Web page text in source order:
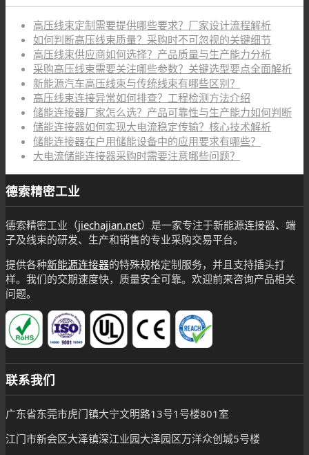
高压线束定制需要提供哪些要求？厂家设计流程解析
如何判断高压线束质量？采购时不可忽视的关键细节
高压线束供应商如何选择？产品质量与生产能力分析
采购高压线束需要关注哪些参数？关键选型要点全面解析
新能源汽车高压线束与传统线束有哪些区别？
高压线束连接异常如何排查？工程检测方法介绍
储能连接器厂家怎么选？产品可靠性与生产能力如何判断
储能连接器如何实现大电流稳定传输？核心技术解析
储能连接器在户用储能设备中的应用要求有哪些？
大电流储能连接器采购时需要注意哪些问题？
德索精密工业
德索精密工业（jiechajian.net）是一家专注于新能源连接器、端
子及线束的研发、生产和销售的专业采购交易平台。
提供各种新能源连接器的特殊规格定制服务，并且支持插头打
样。我们的交期速度快，质量安全可靠。欢迎前来咨询产品相关
问题。
联系我们
广东省东莞市虎门镇大宁文明路13号1号楼801室
江门市新会区大泽镇深江业园大泽园区万洋众创城5号楼